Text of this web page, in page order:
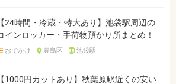
【24時間・冷蔵・特大あり】池袋駅周辺の
インロッカー・手荷物預かり所まとめ！
おでかけ 豊島区 池袋駅
【1000円カットあり】秋葉原駅近くの安い